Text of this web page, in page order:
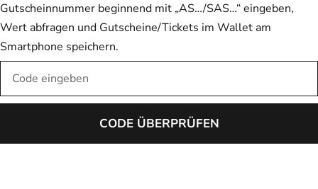
Gutscheinnummer beginnend mit „AS…/SAS…“ eingeben,
Wert abfragen und Gutscheine/Tickets im Wallet am
Smartphone speichern.